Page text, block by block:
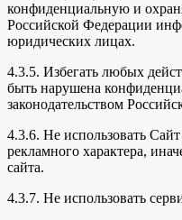
конфиденциальную и
Российской Федерации
юридических лицах.
4.3.5. Избегать любых
быть нарушена
законодательством
4.3.6. Не использовать
рекламного характера,
сайта.
4.3.7. Не использовать